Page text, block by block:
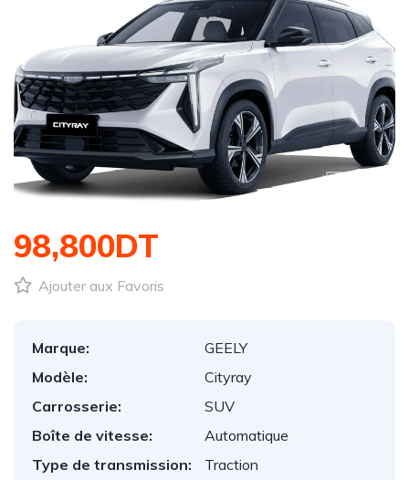
98,800DT
Ajouter aux Favoris
Marque:
GEELY
Modèle:
Cityray
Carrosserie:
SUV
Boîte de vitesse:
Automatique
Type de transmission:
Traction